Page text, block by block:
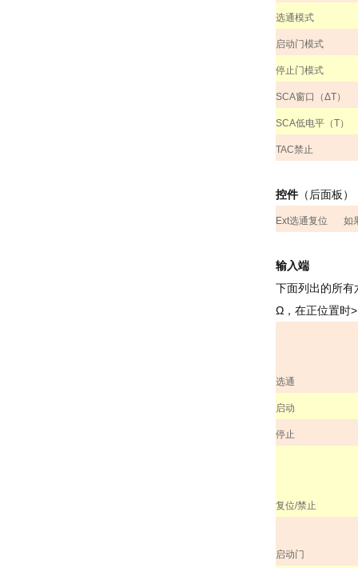
选通模式
启动门模式
停止门模式
SCA窗口（ΔT）
SCA低电平（T）
TAC禁止
控件（后面板）
Ext选通复位 如
输入端
下面列出的所有
Ω，在正位置时
选通
启动
停止
复位/禁止
启动门